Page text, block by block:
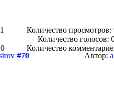
Количество просмотров:
Количество голосов:
Количество
#70 Автор: